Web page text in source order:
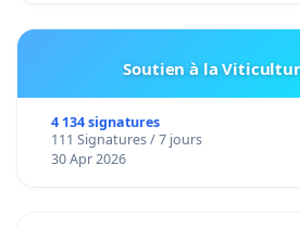
Soutien à la
4 134 signatures
111 Signatures / 7 jours
30 Apr 2026